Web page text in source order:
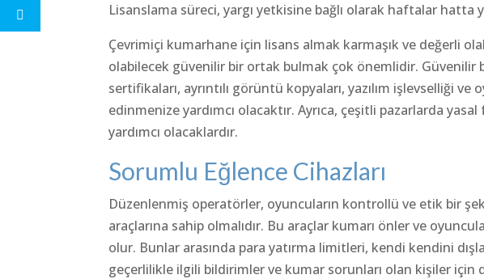
Lisanslama süreci, yargı yetkisine bağlı olarak haftalar hatta
Çevrimiçi kumarhane için lisans almak karmaşık ve değerli
olabilecek güvenilir bir ortak bulmak çok önemlidir. Güvenilir
sertifikaları, ayrıntılı görüntü kopyaları, yazılım işlevselliği
edinmenize yardımcı olacaktır. Ayrıca, çeşitli pazarlarda
yardımcı olacaklardır.
Sorumlu Eğlence Cihazları
Düzenlenmiş operatörler, oyuncuların kontrollü ve etik bir
araçlarına sahip olmalıdır. Bu araçlar kumarı önler ve
olur. Bunlar arasında para yatırma limitleri, kendi kendini
geçerlilikle ilgili bildirimler ve kumar sorunları olan kişiler için